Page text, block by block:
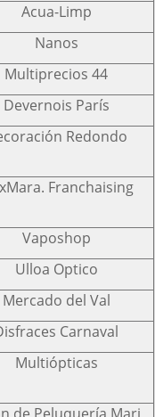
Acua-Limp
Nanos
Multiprecios 44
Devernois París
Redondo
Franchaising
Vaposhop
Ulloa Optico
Mercado del Val
Carnaval
Multiópticas